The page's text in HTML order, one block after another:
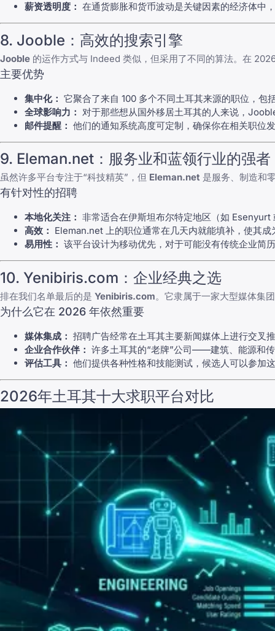
薪资透明度： 在通货膨胀和货币波动是关键因素的经济体中
8. Jooble：高效的搜索引擎
Jooble 的运作方式与 Indeed 类似，但采用了不同的算法。在
主要优势
集中化： 它聚合了来自 100 多个不同土耳其来源的职位，包
全球影响力： 对于那些想从国外移居土耳其的人来说，
邮件提醒： 他们的通知系统高度可定制，确保你在相关职位
9. Eleman.net：服务业和蓝领行业的强者
虽然许多平台专注于“科技精英”，但 Eleman.net 是服务、制造和
有针对性的招聘
本地化关注： 非常适合在伊斯坦布尔特定地区（如
高效： Eleman.net 上的职位通常在几天内就能填补，使其
易用性： 该平台设计为移动优先，对于可能没有传统企业简
10. Yenibiris.com：企业经典之选
排在我们名单最后的是 Yenibiris.com。它隶属于一家大型媒体集
为什么它在 2026 年依然重要
媒体集成： 招聘广告经常在土耳其主要新闻媒体上进行交叉
企业合作伙伴： 许多土耳其的“老牌”公司——建筑、能源和
评估工具： 他们提供各种性格和技能测试，候选人可以参加
2026年土耳其十大求职平台对比